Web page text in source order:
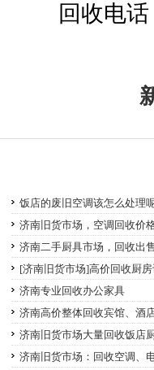
回收电话
饭店的废旧空调该怎么处理
济南旧货市场，空调回收价
济南二手厨具市场，回收出
[济南旧货市场]高价回收厨
家具办公设备，空调电脑回收
济南专业回收办公家具
济南高价整体回收宾馆、酒
济南旧货市场大量回收饭店
椅
济南旧货市场：回收空调、